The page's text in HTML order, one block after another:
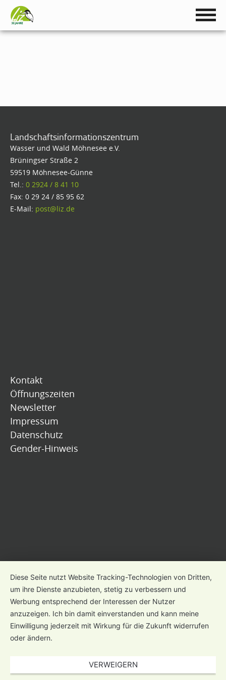
Landschaftsinformationszentrum
Wasser und Wald Möhnesee e.V.
Brüningser Straße 2
59519 Möhnesee-Günne
Tel.: 0 2924 / 8 41 10
Fax: 0 29 24 / 85 95 62
E-Mail: post@liz.de
Kontakt
Öffnungszeiten
Newsletter
Impressum
Datenschutz
Gender-Hinweis
Diese Seite nutzt Website Tracking-Technologien von Dritten,
um ihre Dienste anzubieten, stetig zu verbessern und
Werbung entsprechend der Interessen der Nutzer
anzuzeigen. Ich bin damit einverstanden und kann meine
Einwilligung jederzeit mit Wirkung für die Zukunft widerrufen
oder ändern.
VERWEIGERN